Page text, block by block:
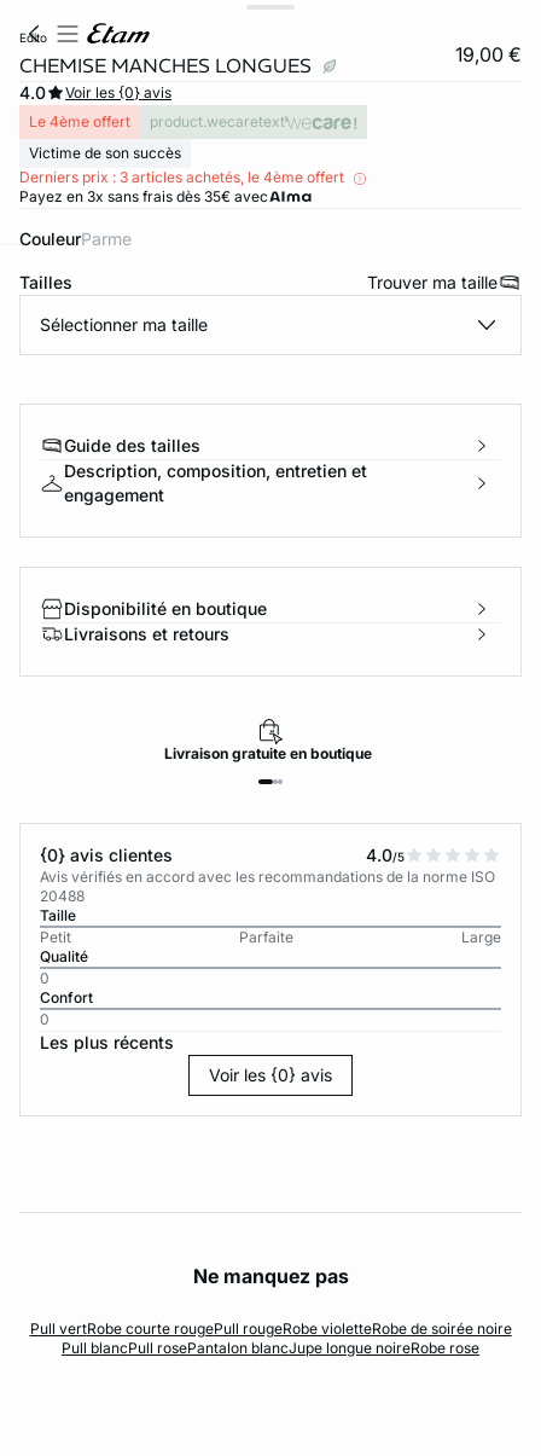
edito
CHEMISE MANCHES LONGUES 19,00 €
4.0
Voir les {0} avis
Le 4ème offert
product.wecaretext
Victime de son succès
Derniers prix : 3 articles achetés, le 4ème offert
Payez en 3x sans frais dès 35€ avec
Couleur parme
Tailles Trouver ma taille
Sélectionner ma taille
Guide des tailles
Description, composition, entretien et
engagement
Disponibilité en boutique
Livraisons et retours
Livraisongratuiteen boutique
{0} avis clientes 4.0/5
Avis vérifiés en accord avec les recommandations de la norme ISO
20488
Taille
Petit
Parfaite
Large
Qualité
0
Confort
0
Les plus récents
Voir les {0} avis
Ne manquez pas
Pull vertRobe courte rougePull rougeRobe violetteRobe de soirée noire
Pull blancPull rosePantalon blancJupe longue noireRobe rose